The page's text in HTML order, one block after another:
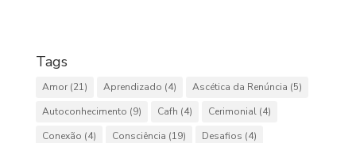
Tags
Amor(21) Aprendizado (4) Ascética da Renúncia (5)
Autoconhecimento (9) Cafh (4) Cerimonial(4)
Conexão (4) Consciência (19) Desafios (4)